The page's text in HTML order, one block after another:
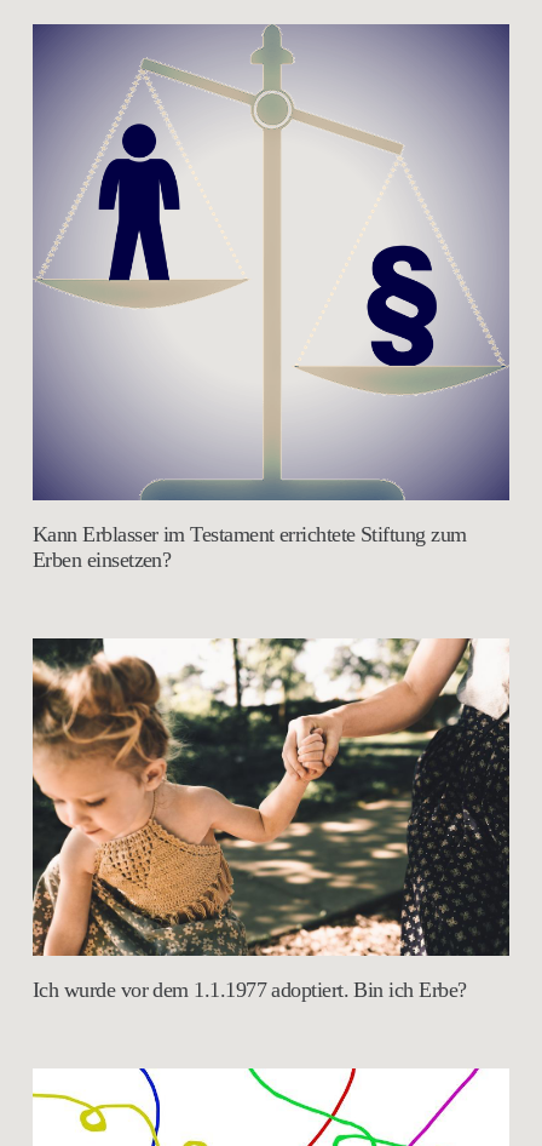
Kann Erblasser im Testament errichtete Stiftung zum
Erben einsetzen?
Ich wurde vor dem 1.1.1977 adoptiert. Bin ich Erbe?